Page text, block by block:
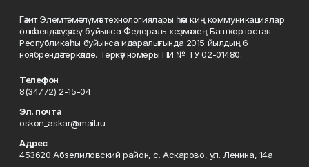
Гәзит Элемтә, мәғлүмәт технологиялары һәм киң коммуникациялар
өлкәһендә күҙәтеү буйынса Федераль хеҙмәттең Башҡортостан
Республикаһы буйынса идаралығында 2015 йылдың 6
ноябрендә теркәлде. Теркәү номеры ПИ № ТУ 02-01480.
Телефон
8(34772) 2-15-04
Эл. почта
oskon_askar@mail.ru
Адрес
453620 Абзелиловский район, с. Аскарово, ул. Ленина, 14а